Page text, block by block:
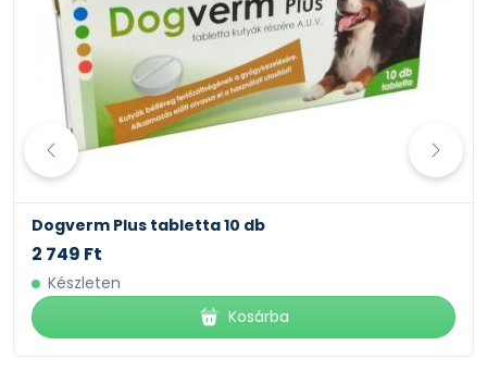
Dogverm Plus tabletta 10 db
2 749 Ft
Készleten
Kosárba